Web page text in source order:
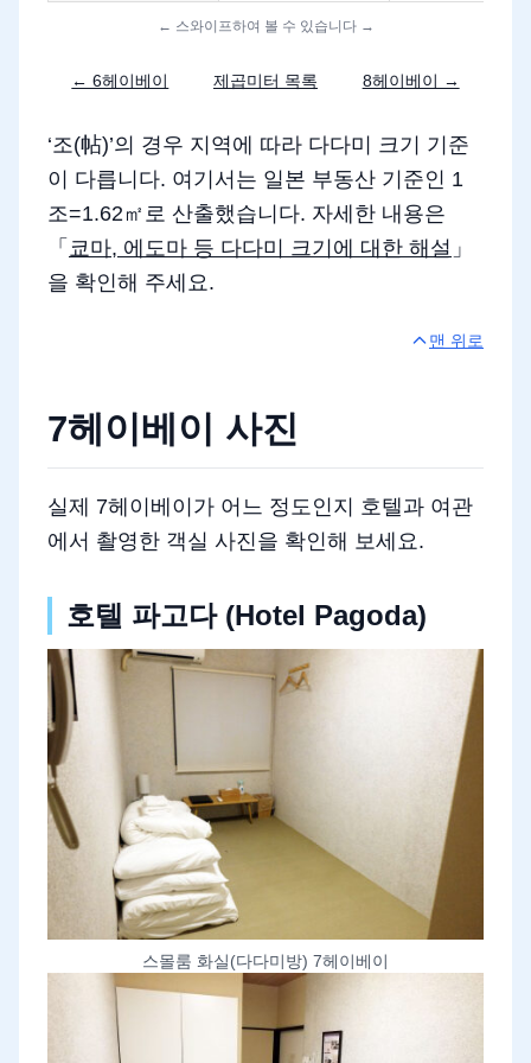
← 스와이프하여 볼 수 있습니다 →
← 6헤이베이 제곱미터 목록 8헤이베이 →
‘조(帖)’의 경우 지역에 따라 다다미 크기 기준
이 다릅니다. 여기서는 일본 부동산 기준인 1
조=1.62㎡로 산출했습니다. 자세한 내용은
「 쿄마, 에도마 등 다다미 크기에 대한 해설 」
을 확인해 주세요.
맨 위로
7헤이베이 사진
실제 7헤이베이가 어느 정도인지 호텔과 여관
에서 촬영한 객실 사진을 확인해 보세요.
호텔 파고다 (Hotel Pagoda)
스몰룸 화실(다다미방) 7헤이베이